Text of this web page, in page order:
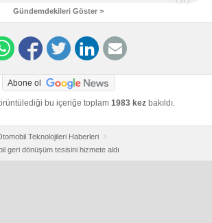
Gündemdekileri Göster >
Abone ol
bu içeriğe toplam 1983 kez bakıldı.
Teknolojileri Haberleri
geri dönüşüm tesisini hizmete aldı